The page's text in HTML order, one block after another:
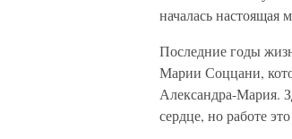
началась настоящая
Последние годы
Марии Соццани,
Александра-Мария.
сердце, но работе